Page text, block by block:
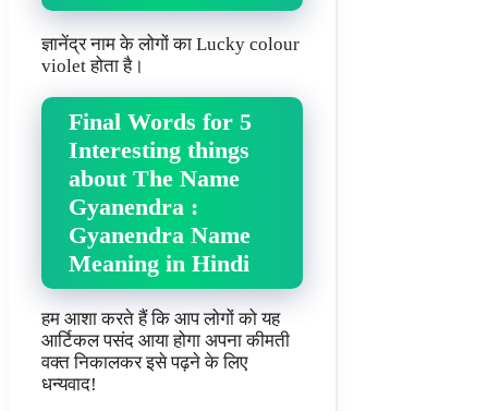
ज्ञानेंद्र नाम के लोगों का Lucky colour
violet होता है।
Final Words for 5
Interesting things
about The Name
Gyanendra :
Gyanendra Name
Meaning in Hindi
हम आशा करते हैं कि आप लोगों को यह
आर्टिकल पसंद आया होगा अपना कीमती
वक्त निकालकर इसे पढ़ने के लिए
धन्यवाद!